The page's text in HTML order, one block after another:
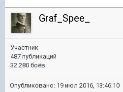
Graf_Spee_
Участник
487 публикаций
32 280 боёв
Опубликовано: 19 июл 2016, 13:46:10